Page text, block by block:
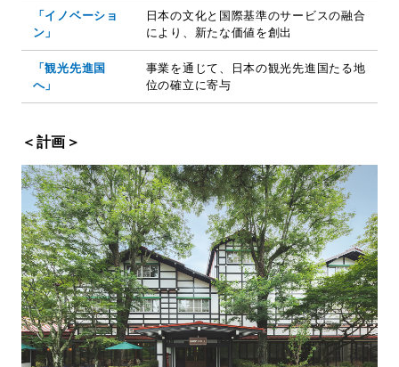
「イノベーショ
ン」
日本の文化と国際基準のサービスの融合
により、新たな価値を創出
「観光先進国
へ」
事業を通じて、日本の観光先進国たる地
位の確立に寄与
＜計画＞